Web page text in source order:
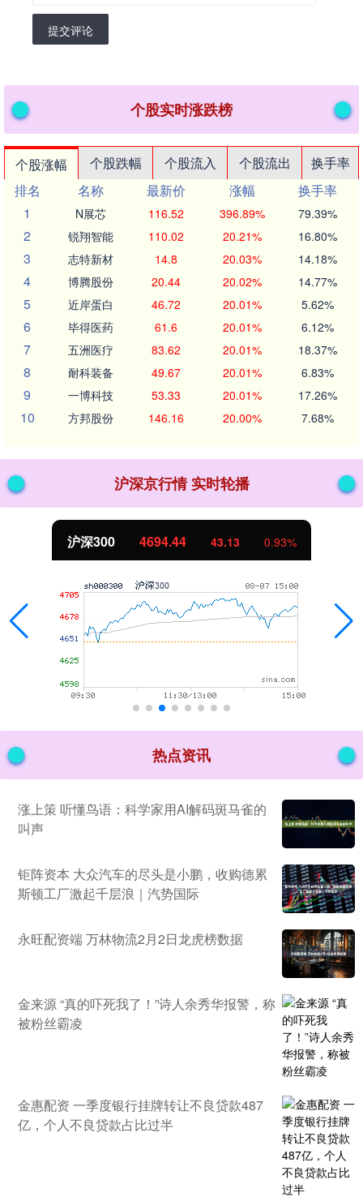
提交评论
个股实时涨跌榜
个股涨幅 个股跌幅 个股流入 个股流出
换手率
排名
名称 最新价 涨幅
换手率
1
N展芯 116.52 396.89% 79.39%
2 锐翔智能 110.02 20.21% 16.80%
3 志特新材 14.8 20.03% 14.18%
4 博腾股份 20.44 20.02% 14.77%
5 近岸蛋白 46.72 20.01% 5.62%
6 毕得医药 61.6 20.01% 6.12%
7 五洲医疗 83.62 20.01% 18.37%
8 耐科装备 49.67 20.01% 6.83%
9 一博科技 53.33 20.01% 17.26%
10 方邦股份 146.16 20.00% 7.68%
沪深京行情 实时轮播
北证50 1134.24 11.37
热点资讯
涨上策 听懂鸟语：科学家用AI解码斑马雀的
叫声
钜阵资本 大众汽车的尽头是小鹏，收购德累
斯顿工厂激起千层浪｜汽势国际
永旺配资端 万林物流2月2日龙虎榜数据
金来源 “真的吓死我了！”诗人余秀华报警，称
被粉丝霸凌
金惠配资 一季度银行挂牌转让不良贷款487
亿，个人不良贷款占比过半